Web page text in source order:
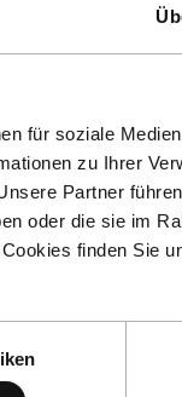
für soziale
zu Ihrer
Partner
oder die sie im
finden Sie
uns
mit
Prüfung